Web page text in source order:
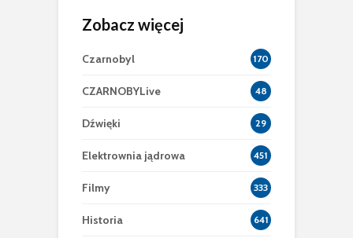
Zobacz więcej
Czarnobyl 170
CZARNOBYLive 48
Dźwięki 29
Elektrownia jądrowa 451
Filmy 333
Historia 641